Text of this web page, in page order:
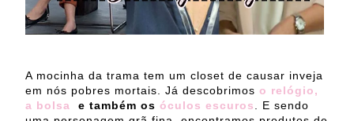
A mocinha da trama tem um closet de causar inveja
em nós pobres mortais. Já descobrimos o relógio,
a bolsa
e também os óculos escuros
. E sendo